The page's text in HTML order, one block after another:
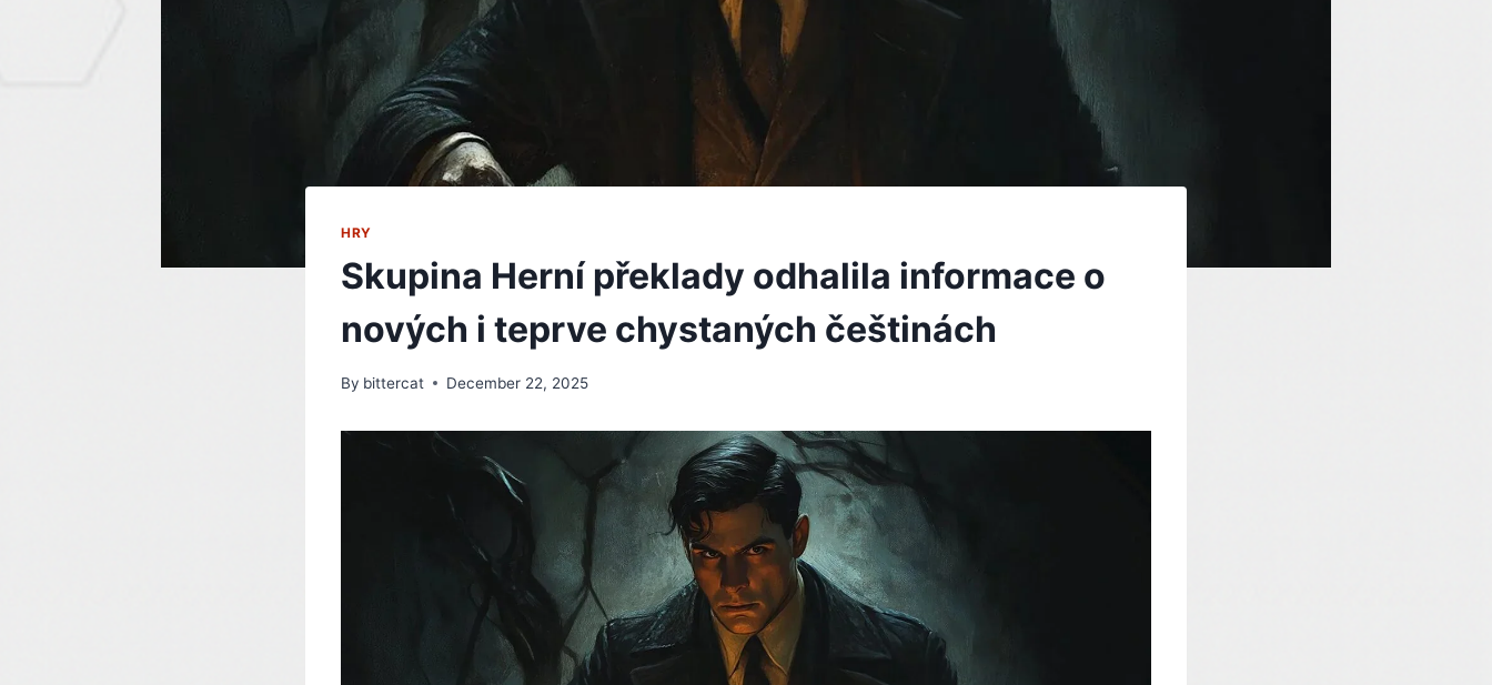
HRY
Skupina Herní překlady odhalila informace o
nových i teprve chystaných češtinách
By bittercat December 22, 2025